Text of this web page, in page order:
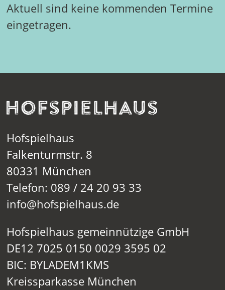
Aktuell sind keine kommenden Termine
eingetragen.
Hofspielhaus
Falkenturmstr. 8
80331 München
Telefon: 089 / 24 20 93 33
info@hofspielhaus.de
Hofspielhaus gemeinnützige GmbH
DE12 7025 0150 0029 3595 02
BIC: BYLADEM1KMS
Kreissparkasse München